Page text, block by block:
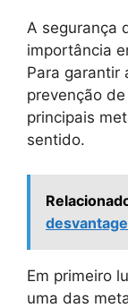
A segurança
importância
Para garantir
prevenção
principais
sentido.
Em primeiro
uma das